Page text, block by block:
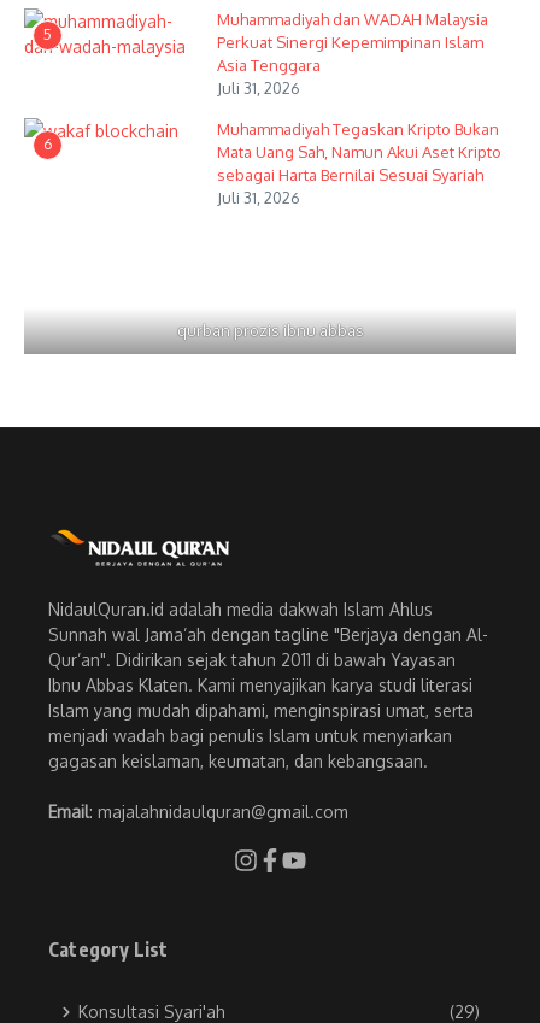
5
Muhammadiyah dan WADAH Malaysia
Perkuat Sinergi Kepemimpinan Islam
Asia Tenggara
Juli 31, 2026
6
Muhammadiyah Tegaskan Kripto Bukan
Mata Uang Sah, Namun Akui Aset Kripto
sebagai Harta Bernilai Sesuai Syariah
Juli 31, 2026
qurban prozis ibnu abbas
NidaulQuran.id adalah media dakwah Islam Ahlus
Sunnah wal Jama’ah dengan tagline "Berjaya dengan Al-
Qur’an". Didirikan sejak tahun 2011 di bawah Yayasan
Ibnu Abbas Klaten. Kami menyajikan karya studi literasi
Islam yang mudah dipahami, menginspirasi umat, serta
menjadi wadah bagi penulis Islam untuk menyiarkan
gagasan keislaman, keumatan, dan kebangsaan.
Email: majalahnidaulquran@gmail.com
Category List
Konsultasi Syari'ah (29)